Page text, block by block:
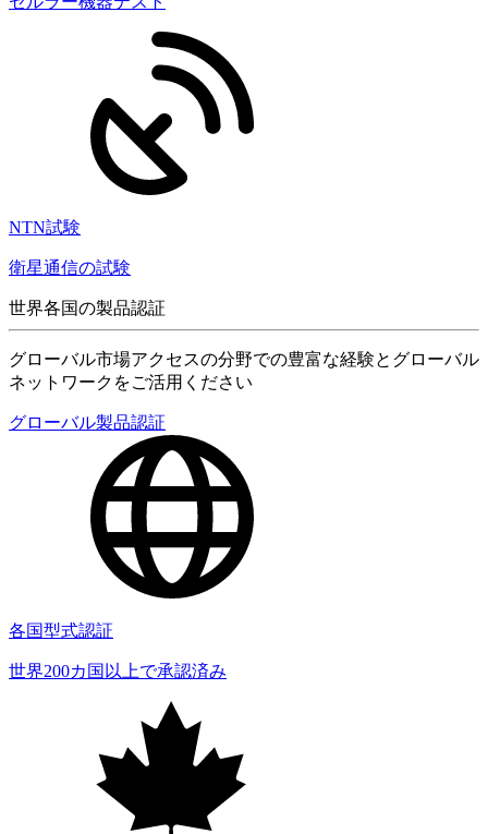
NTN試験
衛星通信の試験
世界各国の製品認証
グローバル市場アクセスの分野での豊富な経験とグローバル
ネットワークをご活用ください
グローバル製品認証
各国型式認証
世界200カ国以上で承認済み